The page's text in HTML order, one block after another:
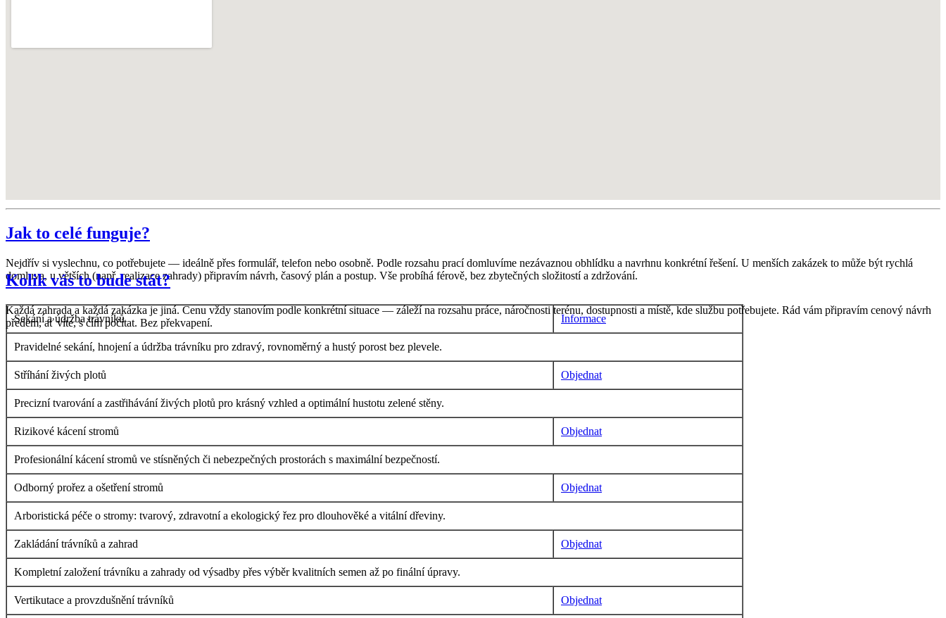
Jak to celé funguje?
Nejdřív si vyslechnu, co potřebujete — ideálně přes formulář, telefon nebo osobně. Podle rozsahu prací domluvíme nezávaznou obhlídku a navrhnu konkrétní řešení. U menších zakázek to může být rychlá
domluva, u větších (např. realizace zahrady) připravím návrh, časový plán a postup. Vše probíhá férově, bez zbytečných složitostí a zdržování.
Kolik vás to bude stát?
Každá zahrada a každá zakázka je jiná. Cenu vždy stanovím podle konkrétní situace — záleží na rozsahu práce, náročnosti terénu, dostupnosti a místě, kde službu potřebujete. Rád vám připravím cenový návrh
předem, ať víte, s čím počítat. Bez překvapení.
Sekání a údržba trávníků Informace
Pravidelné sekání, hnojení a údržba trávníku pro zdravý, rovnoměrný a hustý porost bez plevele.
Stříhání živých plotů Objednat
Precizní tvarování a zastřihávání živých plotů pro krásný vzhled a optimální hustotu zelené stěny.
Rizikové kácení stromů Objednat
Profesionální kácení stromů ve stísněných či nebezpečných prostorách s maximální bezpečností.
Odborný prořez a ošetření stromů Objednat
Arboristická péče o stromy: tvarový, zdravotní a ekologický řez pro dlouhověké a vitální dřeviny.
Zakládání trávníků a zahrad Objednat
Kompletní založení trávníku a zahrady od výsadby přes výběr kvalitních semen až po finální úpravy.
Vertikutace a provzdušnění trávníků Objednat